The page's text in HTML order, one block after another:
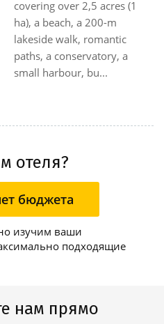
новые и современные,
изящно меблированы в
традиционном стиле,
имеют мини-кухню и
балкон. Из некоторых
отеля?
бюджета
изучим ваши
подходящие
нам прямо